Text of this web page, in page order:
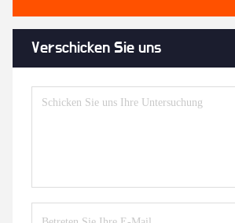
Verschicken Sie uns